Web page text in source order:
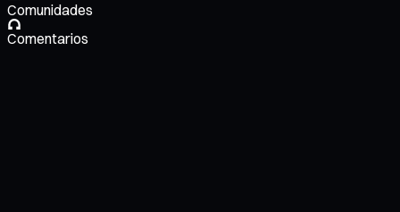
Comunidades
Comentarios